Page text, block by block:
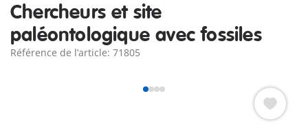
Chercheurs et site
paléontologique avec fossiles
Référence de l’article: 71805